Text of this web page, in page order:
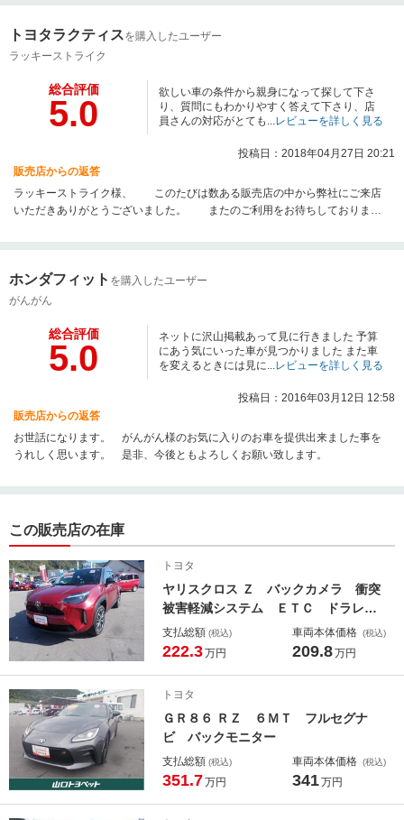
トヨタラクティスを購入したユーザー
ラッキーストライク
総合評価
5.0
欲しい車の条件から親身になって探して下さ
り、質問にもわかりやすく答えて下さり、店
員さんの対応がとても... レビューを詳しく見る
投稿日：2018年04月27日 20:21
販売店からの返答
ラッキーストライク様、 このたびは数ある販売店の中から弊社にご来店
いただきありがとうございました。 またのご利用をお待ちしておりま
ッフ一同
ホンダフィット を購入したユーザー
がんがん
総合評価
5.0
ネットに沢山掲載あって見に行きました 予算
にあう気にいった車が見つかりました また車
を変えるときには見に... レビューを詳しく見る
投稿日：2016年03月12日 12:58
販売店からの返答
お世話になります。 がんがん様のお気に入りのお車を提供出来ました事を
うれしく思います。 是非、今後ともよろしくお願い致します。
この販売店の在庫
トヨタ
ヤリスクロス Ｚ バックカメラ 衝突
被害軽減システム ＥＴＣ ドラレ
コ ＬＥＤヘッドランプ ワンオーナ
ー
支払総額 (税込)
222.3万円
車両本体価格 (税込)
209.8万円
トヨタ
ＧＲ８６ ＲＺ ６ＭＴ フルセグナ
ビ バックモニター
支払総額 (税込)
351.7万円
車両本体価格 (税込)
341万円